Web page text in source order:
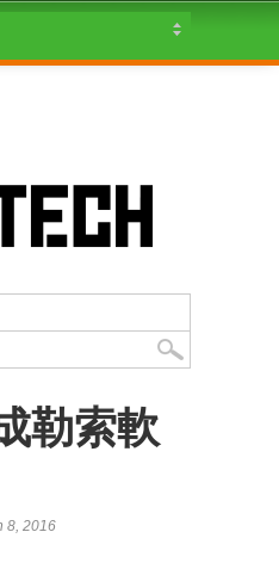
勒索軟
8, 2016